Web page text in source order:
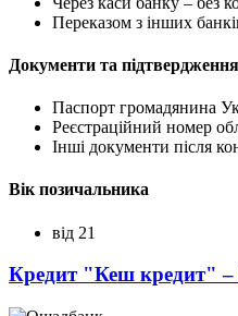
Переказом з інших
Документи та
Паспорт громадянина
Реєстраційний номер
Інші документи після
Вік позичальника
від 21
Кредит "Кеш кредит"